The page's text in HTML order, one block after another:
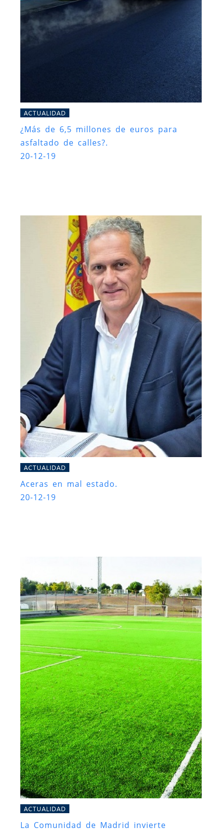
ACTUALIDAD
¿Más de 6,5 millones de euros para
asfaltado de calles?.
20-12-19
ACTUALIDAD
Aceras en mal estado.
20-12-19
ACTUALIDAD
La Comunidad de Madrid invierte